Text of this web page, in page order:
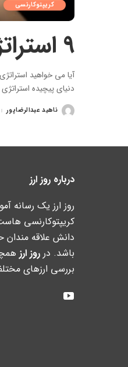
کریپتوکارنسی
9 استراتژی کریپتو تریدینگ برای سود کردن در کریپتو مارکت
آیا می خواهید
دنیای پیچیده
ارسال ناهید عبدالرضاپور
درباره روز ارز
روز ارز یک رسانه
کریپتوکارنسی
دانش علاقه مندان
باشد. در روز ارز
بررسی ارزهای